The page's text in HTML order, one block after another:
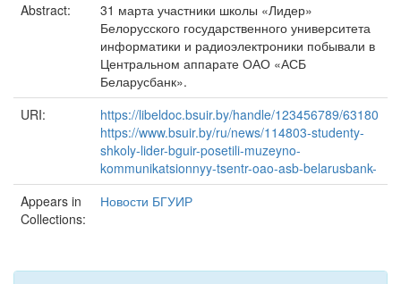
Abstract:
31 марта участники школы «Лидер»
Белорусского государственного университета
информатики и радиоэлектроники побывали в
Центральном аппарате ОАО «АСБ
Беларусбанк».
URI:
https://libeldoc.bsuir.by/handle/123456789/63180
https://www.bsuir.by/ru/news/114803-studenty-
shkoly-lider-bguir-posetili-muzeyno-
kommunikatsionnyy-tsentr-oao-asb-belarusbank-
Appears in
Collections:
Новости БГУИР